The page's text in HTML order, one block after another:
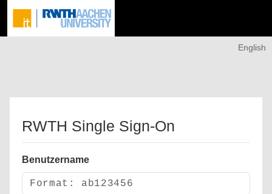
English
RWTH Single Sign-On
Benutzername